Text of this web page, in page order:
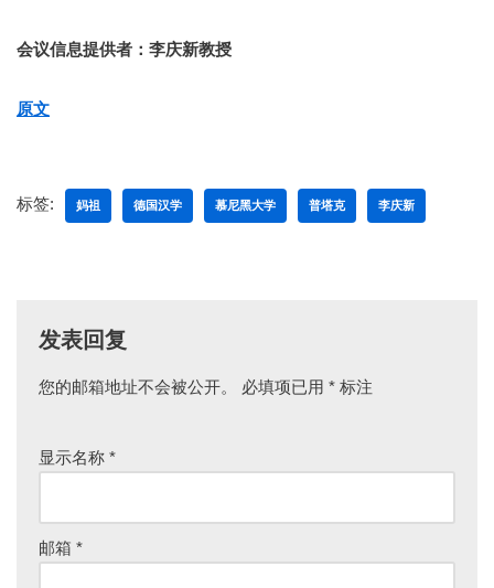
会议信息提供者：李庆新教授
原文
标签: 妈祖 德国汉学 慕尼黑大学 普塔克 李庆新
发表回复
您的邮箱地址不会被公开。 必填项已用 * 标注
显示名称 *
邮箱 *